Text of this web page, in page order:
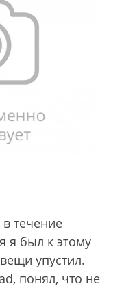
течение
я был к этому
упустил.
понял, что не